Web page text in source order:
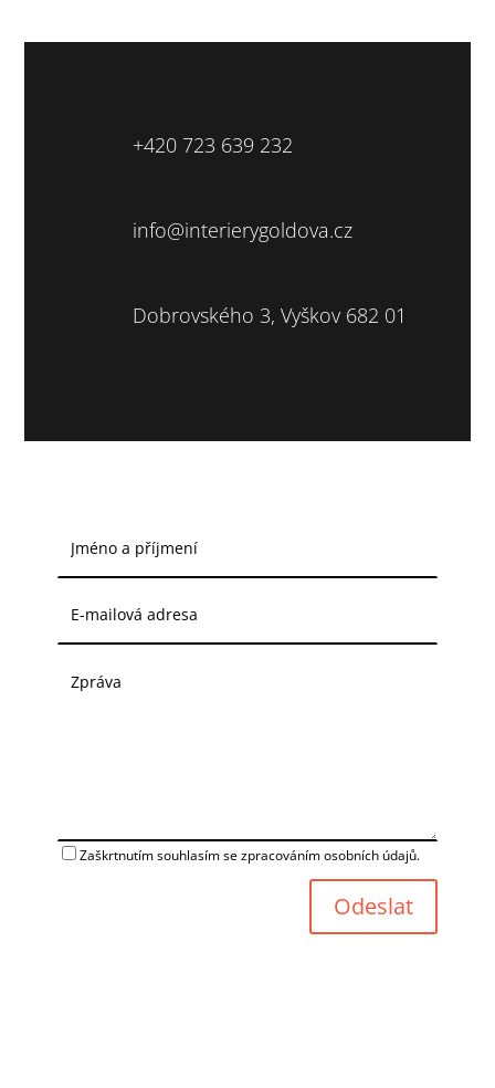
+420 723 639 232
info@interierygoldova.cz
Dobrovského 3, Vyškov 682 01
Zaškrtnutím souhlasím se zpracováním osobních údajů.
Odeslat